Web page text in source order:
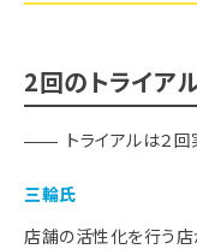
2回のトライア
トライアルは２
三輪氏
店舗の活性化を行う店